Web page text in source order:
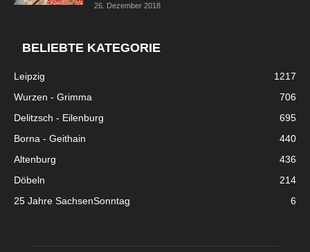
26. Dezember 2018
BELIEBTE KATEGORIE
Leipzig
1217
Wurzen - Grimma
706
Delitzsch - Eilenburg
695
Borna - Geithain
440
Altenburg
436
Döbeln
214
25 Jahre SachsenSonntag
6